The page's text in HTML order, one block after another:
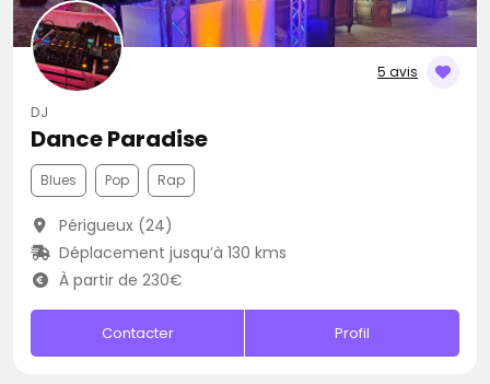
5 avis
DJ
Dance Paradise
Blues Pop Rap
Périgueux (24)
Déplacement jusqu’à 130 kms
À partir de 230€
Contacter Profil